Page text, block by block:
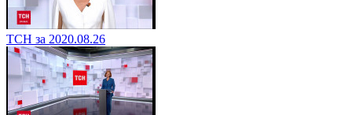
ТСН за 2020.08.26